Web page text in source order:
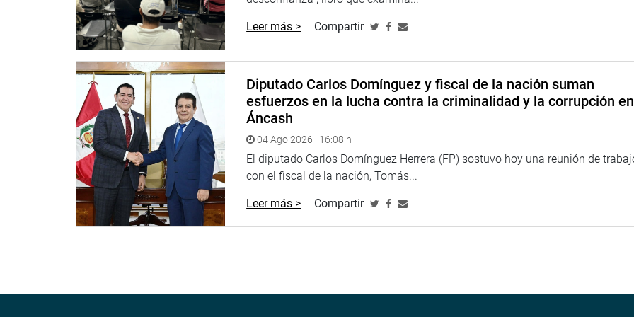
Leer más > Compartir
Diputado Carlos Domínguez y fiscal de la nación suman
esfuerzos en la lucha contra la criminalidad y la corrupción en
Áncash
04 Ago 2026 | 16:08 h
El diputado Carlos Domínguez Herrera (FP) sostuvo hoy una reunión de
con el fiscal de la nación, Tomás...
Leer más > Compartir